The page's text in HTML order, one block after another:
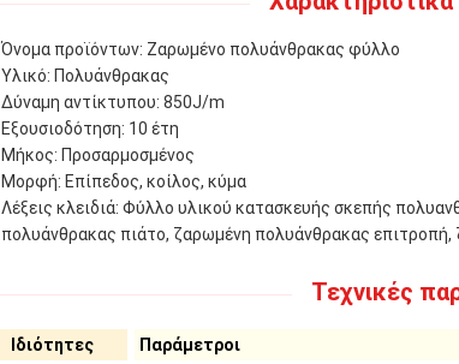
Όνομα προϊόντων: Ζαρωμένο πολυάνθρακας φύλλο
Υλικό: Πολυάνθρακας
Δύναμη αντίκτυπου: 850J/m
Εξουσιοδότηση: 10 έτη
Μήκος: Προσαρμοσμένος
Μορφή: Επίπεδος, κοίλος, κύμα
Λέξεις κλειδιά: Φύλλο υλικού κατασκευής σκεπής
πολυάνθρακας πιάτο, ζαρωμένη πολυάνθρακας
Τεχνικές
Ιδιότητες
Παράμετροι